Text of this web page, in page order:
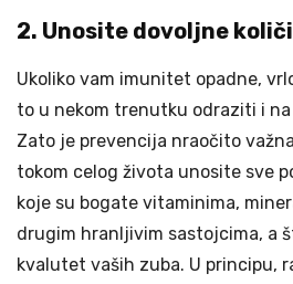
2. Unosite dovoljne
Ukoliko vam imunitet opadne,
to u nekom trenutku odraziti i
Zato je prevencija nraočito
tokom celog života unosite sve
koje su bogate vitaminima,
drugim hranljivim sastojcima, a
kvalutet vaših zuba. U principu,